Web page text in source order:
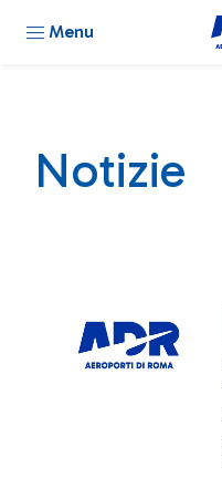
Menu
Notizie